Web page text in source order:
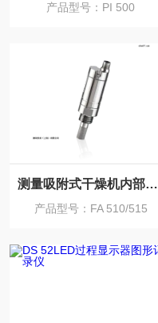
产品型号：PI 500
测量吸附式干燥机内部湿度的露点传感器
产品型号：FA 510/515